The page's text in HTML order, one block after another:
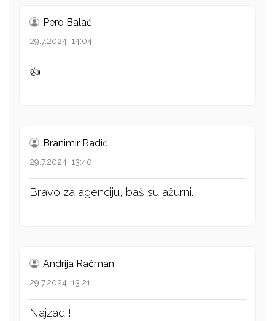
Pero Balać
29.7.2024. 14:04
👍
Branimir Radić
29.7.2024. 13:40
Bravo za agenciju, baš su ažurni.
Andrija Račman
29.7.2024. 13:21
Najzad !